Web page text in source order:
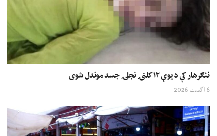
ننګرهار کې د یوې ۱۲ کلنۍ نجلۍ جسد موندل شوی
6 اگست 2026